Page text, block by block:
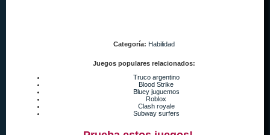
Categoría: Habilidad
Juegos populares relacionados:
Truco argentino
Blood Strike
Bluey juguemos
Roblox
Clash royale
Subway surfers